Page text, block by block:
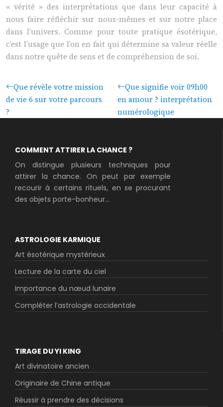
« vérité » des interprétations que dans leur capacité à
nous faire réfléchir sur nous-mêmes et sur notre place
dans l’univers. Comme pour toute pratique ésotérique,
c’est l’usage que l’on en fait qui détermine sa valeur réelle
dans notre quête de sens et de compréhension de soi.
Que révèle votre mission
de vie 6 sur votre parcours
?
Que signifie voir 09h00
en amour ? interprétation
numérologique
COMMENT ATTIRER LA CHANCE ?
On distingue plusieurs techniques pour
attirer la chance. On peut par exemple
recourir à certains rituels, en se procurant
des objets porte-bonheur...
ASTROLOGIE KARMIQUE
Art ésotérique mystérieux
Lecture de la carte du ciel
Importance du nœud lunaire
Compléter l’astrologie occidentale
TIRAGE DU YI KING
Art divinatoire ancien
Originaire de Chine antique
Réussir à prendre des décisions